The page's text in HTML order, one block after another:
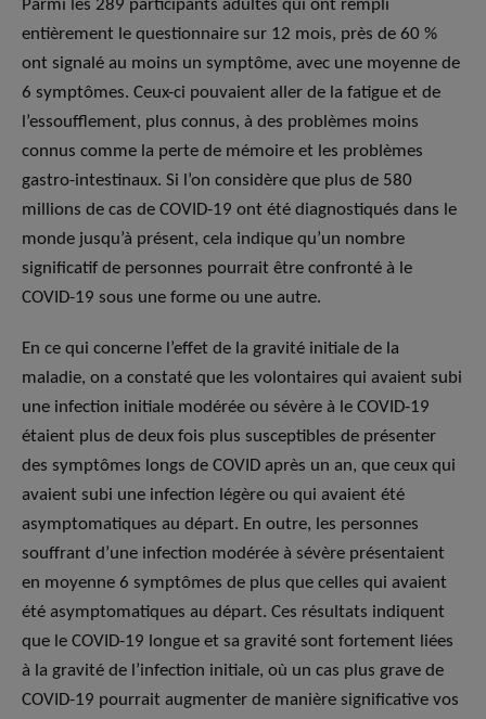
Parmi les 289 participants adultes qui ont rempli
entièrement le questionnaire sur 12 mois, près de 60 %
ont signalé au moins un symptôme, avec une moyenne de
6 symptômes. Ceux-ci pouvaient aller de la fatigue et de
l’essoufflement, plus connus, à des problèmes moins
connus comme la perte de mémoire et les problèmes
gastro-intestinaux. Si l’on considère que plus de 580
millions de cas de COVID-19 ont été diagnostiqués dans le
monde jusqu’à présent, cela indique qu’un nombre
significatif de personnes pourrait être confronté à le
COVID-19 sous une forme ou une autre.
En ce qui concerne l’effet de la gravité initiale de la
maladie, on a constaté que les volontaires qui avaient subi
une infection initiale modérée ou sévère à le COVID-19
étaient plus de deux fois plus susceptibles de présenter
des symptômes longs de COVID après un an, que ceux qui
avaient subi une infection légère ou qui avaient été
asymptomatiques au départ. En outre, les personnes
souffrant d’une infection modérée à sévère présentaient
en moyenne 6 symptômes de plus que celles qui avaient
été asymptomatiques au départ. Ces résultats indiquent
que le COVID-19 longue et sa gravité sont fortement liées
à la gravité de l’infection initiale, où un cas plus grave de
COVID-19 pourrait augmenter de manière significative vos